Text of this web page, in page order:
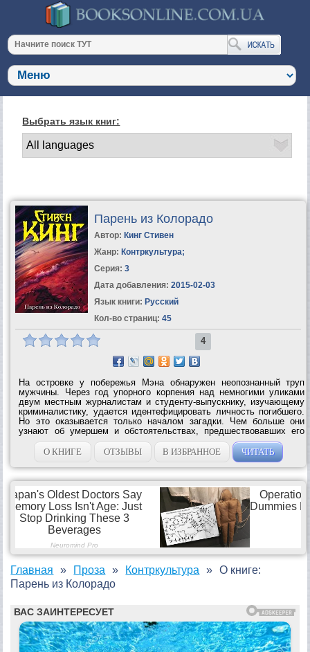
Выбрать язык книг:
Парень из Колорадо
Автор: Кинг Стивен
Жанр: Контркультура;
Серия: 3
Дата добавления: 2015-02-03
Язык книги: Русский
Кол-во страниц: 45
4
На островке у побережья Мэна обнаружен неопознанный труп
мужчины. Через год упорного корпения над немногими уликами
двум местным журналистам и студенту-выпускнику, изучающему
криминалистику, удается идентефицировать личность погибшего.
Но это оказывается только началом загадки. Чем больше они
узнают об умершем и обстоятельствах, предшествовавших его
смерти, тем меньше что-либо понимают. Невероятное
преступление? Или нечто более...
О КНИГЕ ОТЗЫВЫ В ИЗБРАННОЕ ЧИТАТЬ
Главная Проза Контркультура
О книге:
Парень из Колорадо